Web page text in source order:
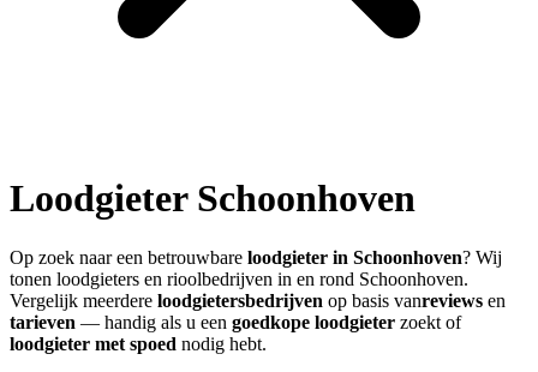
Loodgieter Schoonhoven
Op zoek naar een betrouwbare loodgieter in Schoonhoven? Wij
tonen loodgieters en rioolbedrijven in en rond Schoonhoven.
Vergelijk meerdere loodgietersbedrijven op basis vanreviews en
tarieven — handig als u een goedkope loodgieter zoekt of
loodgieter met spoed nodig hebt.